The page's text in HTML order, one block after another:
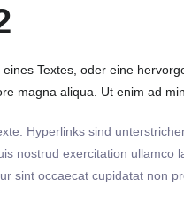
Textes, oder eine
magna aliqua. Ut enim ad
Hyperlinks sind
nostrud exercitation
sint occaecat cupidatat non